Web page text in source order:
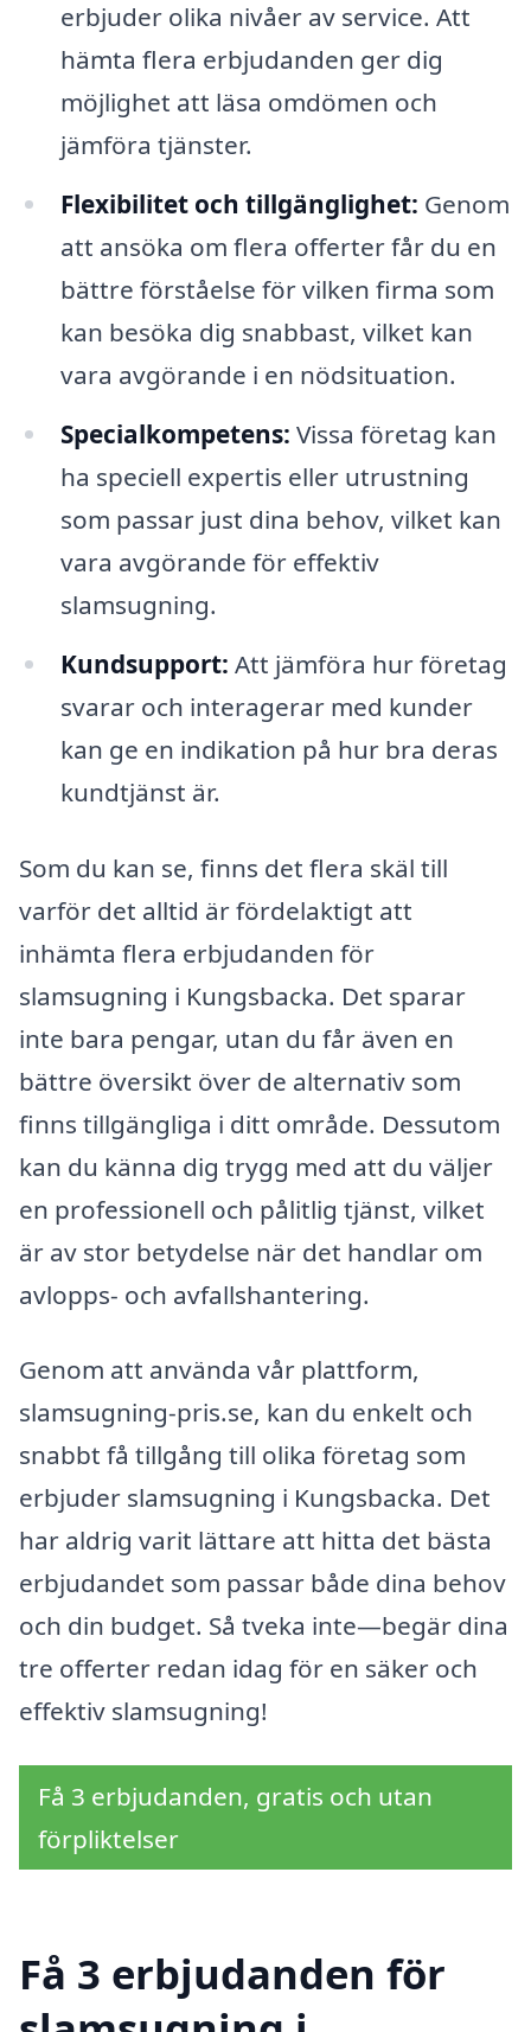
erbjuder olika nivåer av service. Att
hämta flera erbjudanden ger dig
möjlighet att läsa omdömen och
jämföra tjänster.
Flexibilitet och tillgänglighet: Genom
att ansöka om flera offerter får du en
bättre förståelse för vilken firma som
kan besöka dig snabbast, vilket kan
vara avgörande i en nödsituation.
Specialkompetens: Vissa företag kan
ha speciell expertis eller utrustning
som passar just dina behov, vilket kan
vara avgörande för effektiv
slamsugning.
Kundsupport: Att jämföra hur företag
svarar och interagerar med kunder
kan ge en indikation på hur bra deras
kundtjänst är.
Som du kan se, finns det flera skäl till
varför det alltid är fördelaktigt att
inhämta flera erbjudanden för
slamsugning i Kungsbacka. Det sparar
inte bara pengar, utan du får även en
bättre översikt över de alternativ som
finns tillgängliga i ditt område. Dessutom
kan du känna dig trygg med att du väljer
en professionell och pålitlig tjänst, vilket
är av stor betydelse när det handlar om
avlopps- och avfallshantering.
Genom att använda vår plattform,
slamsugning-pris.se, kan du enkelt och
snabbt få tillgång till olika företag som
erbjuder slamsugning i Kungsbacka. Det
har aldrig varit lättare att hitta det bästa
erbjudandet som passar både dina behov
och din budget. Så tveka inte—begär dina
tre offerter redan idag för en säker och
effektiv slamsugning!
Få 3 erbjudanden, gratis och utan
förpliktelser
Få 3 erbjudanden för